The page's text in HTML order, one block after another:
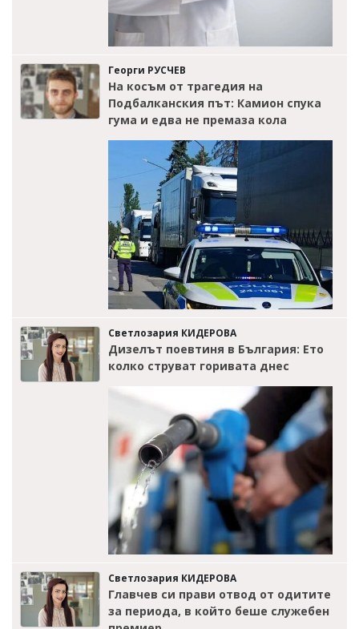
Георги РУСЧЕВ
На косъм от трагедия на
Подбалканския път: Камион спука
гума и едва не премаза кола
Светлозария КИДЕРОВА
Дизелът поевтиня в България: Ето
колко струват горивата днес
Светлозария КИДЕРОВА
Главчев си прави отвод от одитите
за периода, в който беше служебен